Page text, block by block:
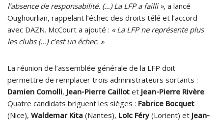
l’absence de responsabilité. (…) La LFP a failli », a lancé
Oughourlian, rappelant l’échec des droits télé et l’accord
avec DAZN. McCourt a ajouté : « La LFP ne représente plus
les clubs (…) c’est un échec. »
La réunion de l’assemblée générale de la LFP doit
permettre de remplacer trois administrateurs sortants :
Damien Comolli, Jean-Pierre Caillot et Jean-Pierre Rivère.
Quatre candidats briguent les sièges : Fabrice Bocquet
(Nice), Waldemar Kita (Nantes), Loïc Féry(Lorient) et Jean-